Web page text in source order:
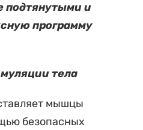
подтянутыми и
программу
тела
мышцы
безопасных